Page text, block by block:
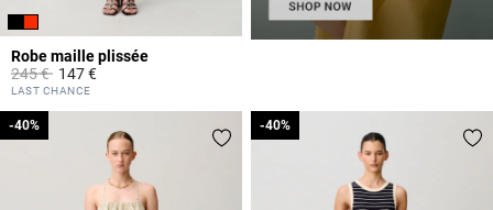
Robe maille plissée
Prix réduit à partir de
245 €à147 €
5 out of 5 Customer Rating
LAST CHANCE
-40%
-40% -40%
-40%